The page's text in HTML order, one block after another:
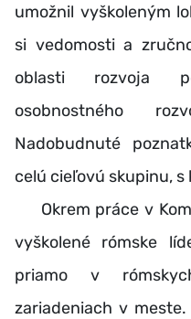
umožnil vyškoleným
si vedomosti a
oblasti rozvoja
osobnostného
Nadobudnuté
celú cieľovú skupinu,
Okrem práce v
vyškolené rómske
priamo v
zariadeniach v